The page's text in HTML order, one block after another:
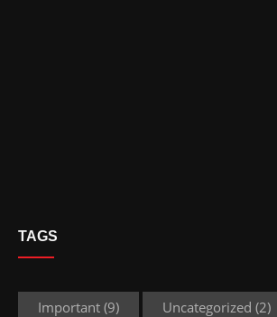
TAGS
Important (9) Uncategorized (2)